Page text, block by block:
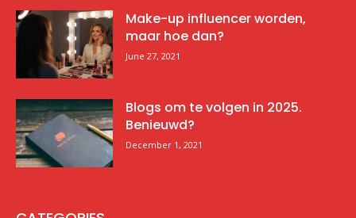
Make-up influencer worden,
maar hoe dan?
June 27, 2021
Blogs om te volgen in 2025.
Benieuwd?
December 1, 2021